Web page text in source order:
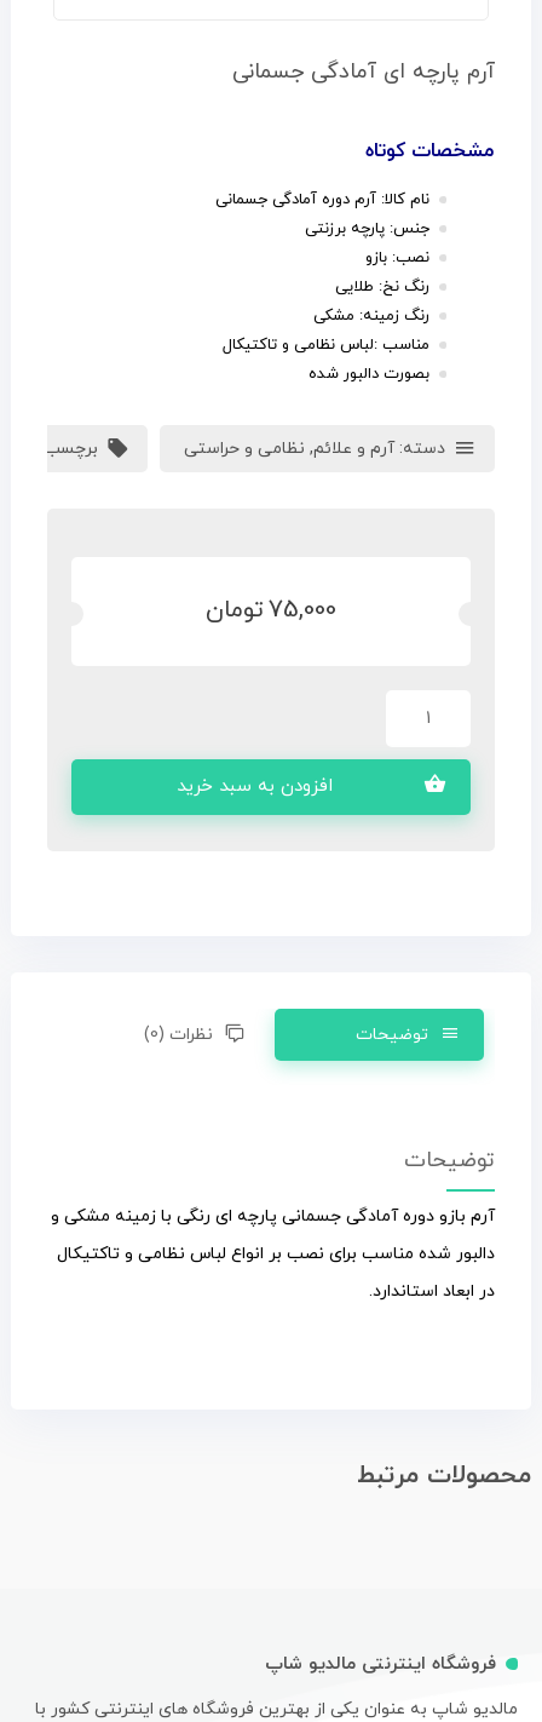
آرم پارچه ای آمادگی جسمانی
مشخصات کوتاه
نام کالا: آرم دوره آمادگی جسمانی
جنس: پارچه برزنتی
نصب: بازو
رنگ نخ: طلایی
رنگ زمینه: مشکی
مناسب :لباس نظامی و تاکتیکال
بصورت دالبور شده
دسته:آرم و علائم, نظامی و حراستی برچسب:
75,000تومان
افزودن به سبد خرید
توضیحات نظرات (0)
توضیحات
آرم بازو دوره آمادگی جسمانی پارچه ای رنگی با زمینه مشکی و
دالبور شده مناسب برای نصب بر انواع لباس نظامی و تاکتیکال
در ابعاد استاندارد.
محصولات مرتبط
فروشگاه اینترنتی مالدیو شاپ
مالدیو شاپ به عنوان یکی از بهترین فروشگاه های اینترنتی کشور با